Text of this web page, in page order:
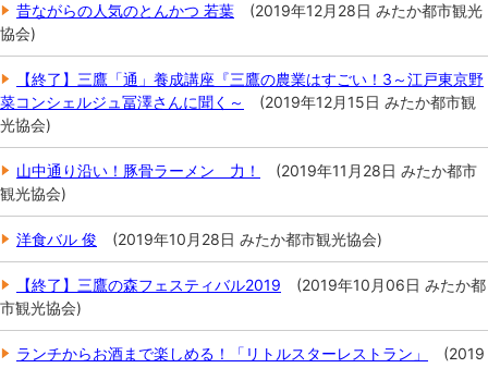
昔ながらの人気のとんかつ 若葉 (2019年12月28日 みたか都市観光
協会)
【終了】三鷹「通」養成講座『三鷹の農業はすごい！3～江戸東京野
菜コンシェルジュ冨澤さんに聞く～
(2019年12月15日 みたか都市観
光協会)
山中通り沿い！豚骨ラーメン 力！ (2019年11月28日 みたか都市
観光協会)
洋食バル 俊 (2019年10月28日 みたか都市観光協会)
【終了】三鷹の森フェスティバル2019 (2019年10月06日 みたか都
市観光協会)
ランチからお酒まで楽しめる！「リトルスターレストラン」 (2019